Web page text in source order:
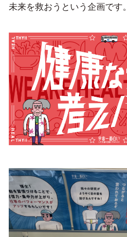
未来を救おうという企画です。